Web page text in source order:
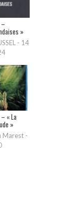
»
- 14
« La
»
Marest -